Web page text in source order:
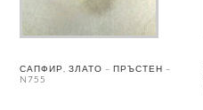
САПФИР, ЗЛАТО – ПРЪСТЕН –
N755